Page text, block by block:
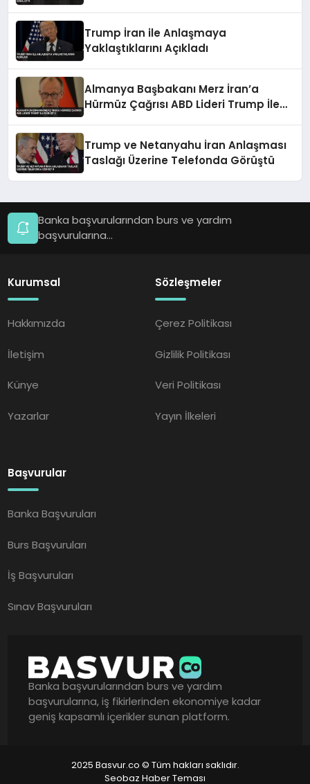
Trump İran ile Anlaşmaya
Yaklaştıklarını Açıkladı
Almanya Başbakanı Merz İran’a
Hürmüz Çağrısı ABD Lideri Trump İle
Trump ve Netanyahu İran Anlaşması
Taslağı Üzerine Telefonda Görüştü
Banka başvurularından burs ve yardım
başvurularına...
Kurumsal
Hakkımızda
İletişim
Künye
Yazarlar
Sözleşmeler
Çerez Politikası
Gizlilik Politikası
Veri Politikası
Yayın İlkeleri
Başvurular
Banka Başvuruları
Burs Başvuruları
İş Başvuruları
Sınav Başvuruları
Banka başvurularından burs ve yardım
başvurularına, iş fikirlerinden ekonomiye kadar
geniş kapsamlı içerikler sunan platform.
2025 Basvur.co © Tüm hakları saklıdır.
Seobaz Haber Teması